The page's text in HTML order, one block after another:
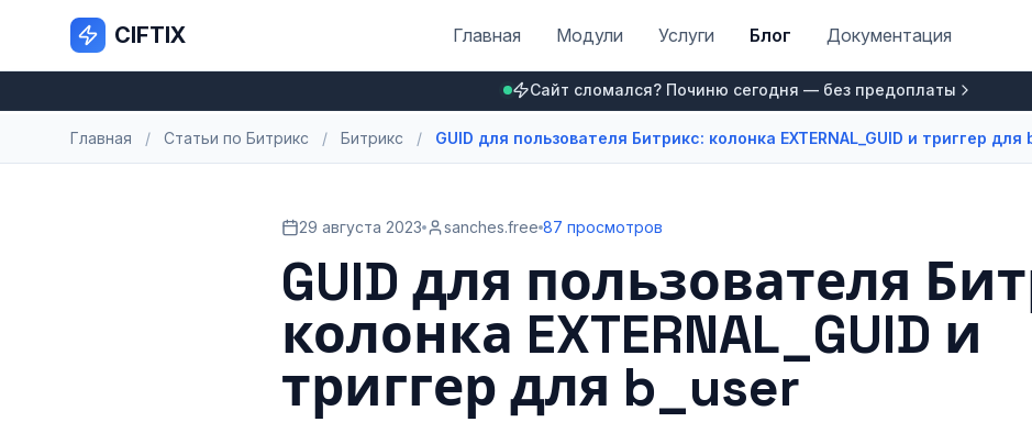
CIFTIX Главная Модули Услуги Блог Документация
Сайт сломался? Починю сегодня — без предоплаты
Главная / Статьи по Битрикс / Битрикс / GUID для пользователя Битрикс: колонка EXTERNAL_GUID и триггер для
29 августа 2023 sanches.free 87 просмотров
GUID для пользователя
колонка EXTERNAL_GUID и
триггер для b_user